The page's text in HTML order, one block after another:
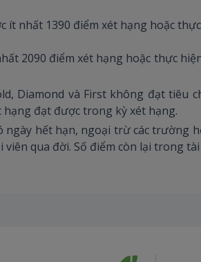
ít nhất 1390 điểm xét hạng hoặc
2090 điểm xét hạng hoặc thực
Diamond và First không đạt
đạt được trong kỳ xét hạng.
ngày hết hạn, ngoại trừ các trường
qua đời. Số điểm còn lại trong